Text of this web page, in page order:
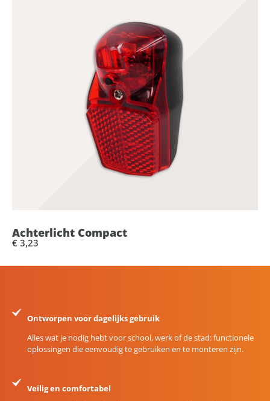
Achterlicht Compact
€ 3,23
Ontworpen voor dagelijks gebruik
Alles wat je nodig hebt voor school, werk of de stad: functionele
oplossingen die eenvoudig te gebruiken en te monteren zijn.
Veilig en comfortabel